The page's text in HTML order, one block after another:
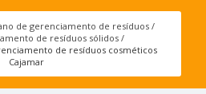
de gerenciamento de resíduos
de resíduos sólidos
de resíduos cosméticos
Cajamar